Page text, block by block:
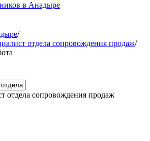
в Анадыре
/
отдела сопровождения продаж/
отдела сопровождения продаж